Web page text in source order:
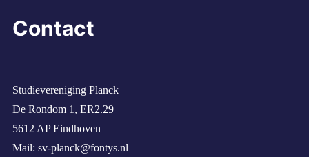
Contact
Studievereniging Planck
De Rondom 1, ER2.29
5612 AP Eindhoven
Mail: sv-planck@fontys.nl